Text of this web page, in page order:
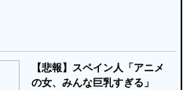
【悲報】スペイン人「アニメ
の女、みんな巨乳すぎる」